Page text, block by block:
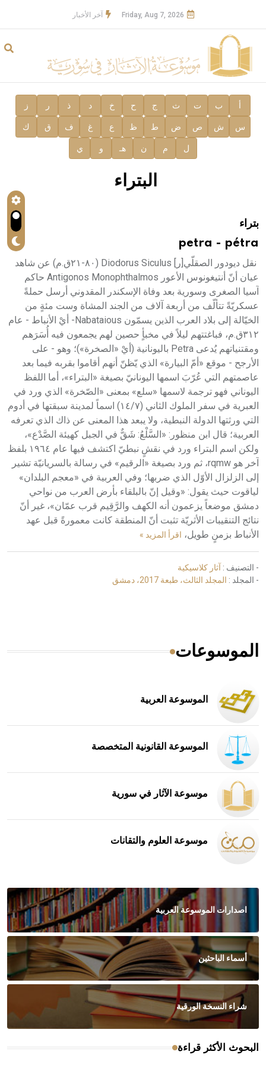
Friday, Aug 7, 2026 آخر الأخبار
أ ب ت ث ج ح خ د ذ ر ز
س ش ص ض ط ظ ع غ ف ق ك
ل م ن هـ و ي
البتراء
بتراء
petra - pétra
نقل ديودور الصقلّي[ر] Diodorus Siculus (٨٠-٢١ق.م) عن شاهد
عيان أنّ أنتيغونوس الأعور Antigonos Monophthalmos حاكم
آسيا الصغرى وسورية بعد وفاة الإسكندر المقدوني أرسل حملةً
عسكريّةً تتألّف من أربعة آلاف من الجند المشاة وست مئةٍ من
الخيّالة إلى بلاد العرب الذين يسمّون Nabataious- أيْ الأنباط - عام
٣١٢ق.م، فباغتتهم ليلاً في مخبأٍ حصين لهم يجمعون فيه أُسَرَهم
ومقتنياتهم يُدعى Petra باليونانية (أيْ «الصخرة»)؛ وهو - على
الأرجح - موقع «أمّ البيارة» الذي يّظنّ أنهم أقاموا بقربه فيما بعد
عاصمتهم التي عُرّبَ اسمها اليونانيّ بصيغة «البتراء»، أما اللفظ
اليوناني فهو ترجمة لاسمها «سلع» بمعنى «الصّخرة» الذي ورد في
العبرية في سفر الملوك الثاني (١٤/٧) اسماً لمدينة سبقتها في أدوم
التي ورثتها الدولة النبطية، ولا يبعد هذا المعنى عن ذاك الذي تعرفه
العربية؛ قال ابن منظور: «السَّلْعُ: شَقٌّ في الجبل كهيئة الصَّدْع»،
ولكن اسم البتراء ورد في نقشٍ نبطيّ اكتشف فيها عام ١٩٦٤ بلفظ
آخر هو rqmw، ثم ورد بصيغة «الرقيم» في رسالة بالسريانيّة تشير
إلى الزلزال الأوّل الذي ضربها؛ وفي العربية في «معجم البلدان»
لياقوت حيث يقول: «وقيل إنّ بالبلقاء بأرض العرب من نواحي
دمشق موضعاً يزعمون أنه الكهف والرَّقِيم قرب عمّان»، غير أنّ
نتائج التنقيبات الأثريّة تثبت أنّ المنطقة كانت معمورةً قبل عهد
الأنباط بزمنٍ طويل، اقرأ المزيد »
- التصنيف : آثار كلاسيكية
- المجلد : المجلد الثالث، طبعة 2017، دمشق
الموسوعات
الموسوعة العربية
الموسوعة القانونية المتخصصة
موسوعة الآثار في سورية
موسوعة العلوم والتقانات
اصدارات الموسوعة العربية
أسماء الباحثين
شراء النسخة الورقية
البحوث الأكثر قراءة